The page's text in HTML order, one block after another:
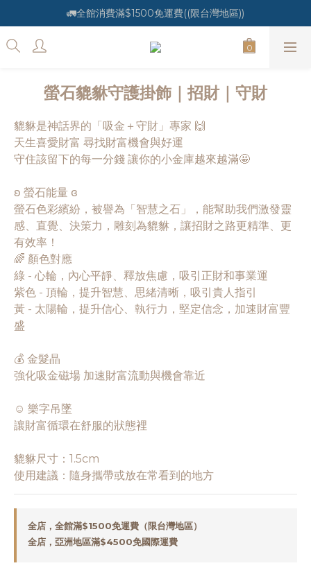
🚛全館消費滿$1500免運費((限台灣地區))
螢石貔貅守護掛飾｜招財｜守財
貔貅是神話界的「吸金＋守財」專家 🙌
天生喜愛財富 尋找財富機會與好運
守住該留下的每一分錢 讓你的小金庫越來越滿🤩
ʚ 螢石能量 ɞ
螢石色彩繽紛，被譽為「智慧之石」，能幫助我們激發靈
感、直覺、決策力，雕刻為貔貅，讓招財之路更精準、更
有效率！
🌈 顏色對應
綠 - 心輪，內心平靜、釋放焦慮，吸引正財和事業運
紫色 - 頂輪，提升智慧、思緒清晰，吸引貴人指引
黃 - 太陽輪，提升信心、執行力，堅定信念，加速財富豐
盛
💰 金髮晶
強化吸金磁場 加速財富流動與機會靠近
☺️ 樂字吊墜
讓財富循環在舒服的狀態裡
貔貅尺寸：1.5cm
使用建議：隨身攜帶或放在常看到的地方
全店，全館滿$1500免運費（限台灣地區）
全店，亞洲地區滿$4500免國際運費